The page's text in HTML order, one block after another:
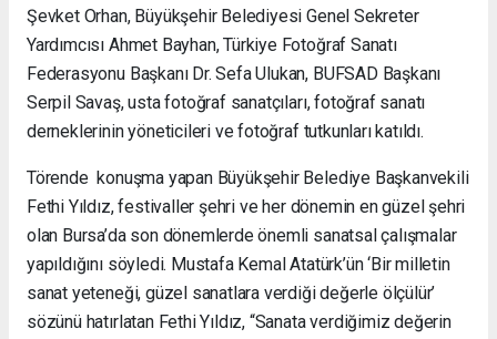
Şevket Orhan, Büyükşehir Belediyesi Genel Sekreter
Yardımcısı Ahmet Bayhan, Türkiye Fotoğraf Sanatı
Federasyonu Başkanı Dr. Sefa Ulukan, BUFSAD Başkanı
Serpil Savaş, usta fotoğraf sanatçıları, fotoğraf sanatı
derneklerinin yöneticileri ve fotoğraf tutkunları katıldı.
Törende konuşma yapan Büyükşehir Belediye Başkanvekili
Fethi Yıldız, festivaller şehri ve her dönemin en güzel şehri
olan Bursa’da son dönemlerde önemli sanatsal çalışmalar
yapıldığını söyledi. Mustafa Kemal Atatürk’ün ‘Bir milletin
sanat yeteneği, güzel sanatlara verdiği değerle ölçülür’
sözünü hatırlatan Fethi Yıldız, “Sanata verdiğimiz değerin